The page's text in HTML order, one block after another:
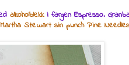
alkoholblekki fargen Espresso.
Martha Stewart sin punch Pine Needles